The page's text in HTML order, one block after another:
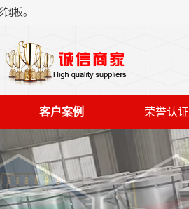
上海轩本实业有限公司主营产品：宝钢彩钢板、宝钢彩钢卷、宝钢彩涂板、宝钢彩涂卷、宝钢高耐候彩钢板，宝钢氟碳彩钢板。是一家集钢铁贸易，物流、加工为一体的产业全配套公司。
客户案例 荣誉认证